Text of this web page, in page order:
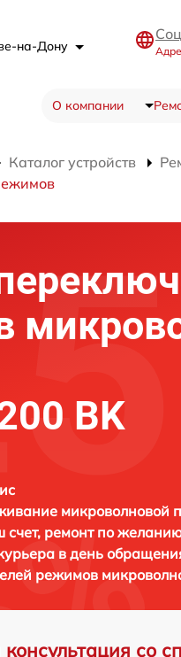
на-Дону
О компании
Каталог устройств
BK
микроволновой
счет, ремонт по
в день
режимов
со